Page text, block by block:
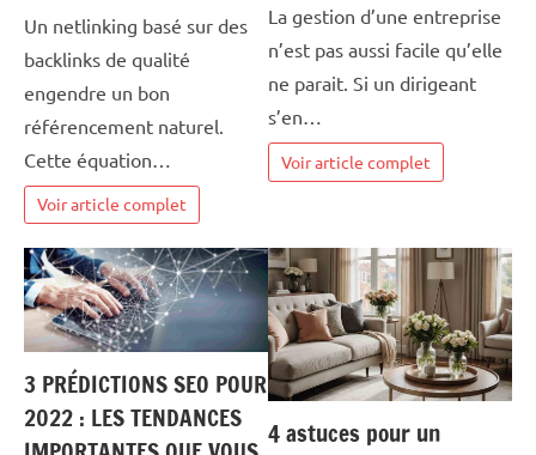
Un netlinking basé sur des
backlinks de qualité
engendre un bon
référencement naturel.
Cette équation…
Voir article complet
La gestion d’une entreprise
n’est pas aussi facile qu’elle
ne parait. Si un dirigeant
s’en…
Voir article complet
3 PRÉDICTIONS SEO POUR
2022 : LES TENDANCES
4 astuces pour un